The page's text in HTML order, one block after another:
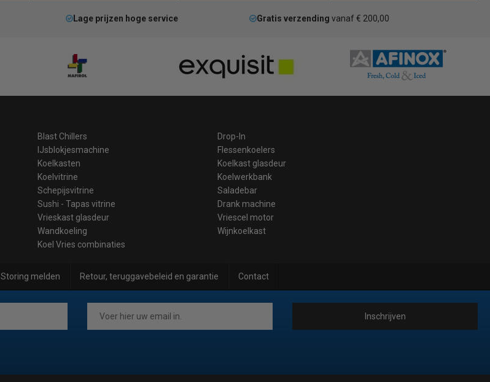
Lage prijzen hoge service Gratis verzending vanaf € 200,00
Blast Chillers
Drop-In
IJsblokjesmachine
Flessenkoelers
Koelkasten
Koelkast glasdeur
Koelvitrine
Koelwerkbank
Schepijsvitrine
Saladebar
Sushi - Tapas vitrine
Drank machine
Vrieskast glasdeur
Vriescel motor
Wandkoeling
Wijnkoelkast
Koel Vries combinaties
Storing melden Retour, teruggavebeleid en garantie Contact
Inschrijven